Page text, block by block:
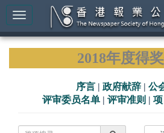
2018年度得
序言 | 政府献辞 | 公
评审委员名单 | 评审准则 |